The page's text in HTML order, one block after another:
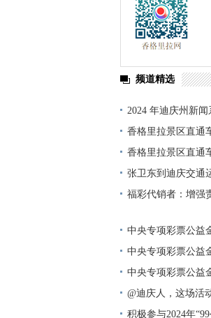
频道精选
2024 年迪庆州新
单公示
香格里拉景区直通
香格里拉景区直通
张卫东到迪庆交通
福彩代销者：增强
中央专项彩票公益
中央专项彩票公益
中央专项彩票公益
@迪庆人，这场活
积极参与2024年